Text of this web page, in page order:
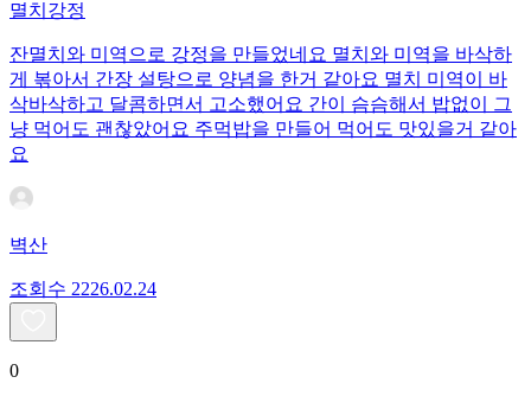
멸치강정
잔멸치와 미역으로 강정을 만들었네요 멸치와 미역을 바삭하
게 볶아서 간장 설탕으로 양념을 한거 같아요 멸치 미역이 바
삭바삭하고 달콤하면서 고소했어요 간이 슴슴해서 밥없이 그
냥 먹어도 괜찮았어요 주먹밥을 만들어 먹어도 맛있을거 같아
요
벽산
조회수 2226.02.24
0